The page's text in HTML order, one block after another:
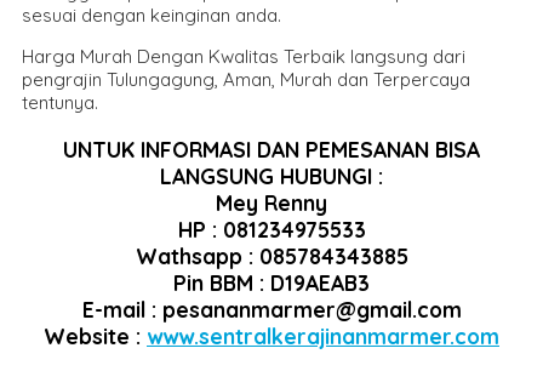
sesuai dengan keinginan anda.
Harga Murah Dengan Kwalitas Terbaik langsung dari
pengrajin Tulungagung, Aman, Murah dan Terpercaya
tentunya.
UNTUK INFORMASI DAN PEMESANAN BISA
LANGSUNG HUBUNGI :
Mey Renny
HP : 081234975533
Wathsapp : 085784343885
Pin BBM : D19AEAB3
E-mail : pesananmarmer@gmail.com
Website : www.sentralkerajinanmarmer.com